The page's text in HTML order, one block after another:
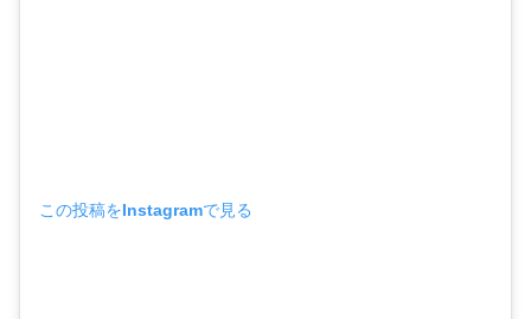
この投稿をInstagramで見る